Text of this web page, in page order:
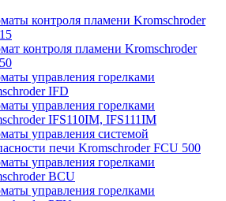
контроля пламени Kromschroder
контроля пламени Kromschroder
управления горелками
IFD
управления горелками
IFS110IM, IFS111IM
управления системой
печи Kromschroder FCU 500
управления горелками
BCU
управления горелками